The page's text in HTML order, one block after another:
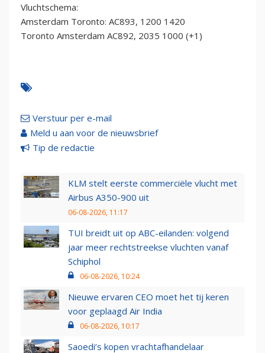
Vluchtschema:
Amsterdam Toronto: AC893, 1200 1420
Toronto Amsterdam AC892, 2035 1000 (+1)
Verstuur per e-mail
Meld u aan voor de nieuwsbrief
Tip de redactie
KLM stelt eerste commerciële vlucht met
Airbus A350-900 uit
06-08-2026, 11:17
TUI breidt uit op ABC-eilanden: volgend
jaar meer rechtstreekse vluchten vanaf
Schiphol
06-08-2026, 10:24
Nieuwe ervaren CEO moet het tij keren
voor geplaagd Air India
06-08-2026, 10:17
Saoedi’s kopen vrachtafhandelaar